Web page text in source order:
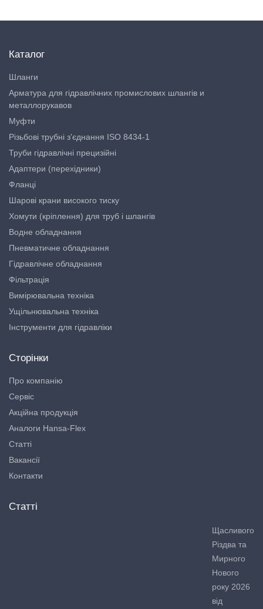
Каталог
Шланги
Арматура для гідравлічних промислових шлангів и
металлорукавов
Муфти
Різьбові трубні з'єднання ISO 8434-1
Труби гідравлічні прецизійні
Адаптери (перехідники)
Фланці
Шарові крани високого тиску
Хомути (кріплення) для труб і шлангів
Водне обладнання
Пневматичне обладнання
Гідравлічне обладнання
Фільтрація
Вимірювальна техніка
Ущільнювальна техніка
Інструменти для гідравліки
Сторінки
Про компанію
Сервіс
Акційна продукція
Аналоги Hansa-Flex
Статті
Вакансії
Контакти
Статті
Щасливого
Різдва та
Мирного
Нового
року 2026
від